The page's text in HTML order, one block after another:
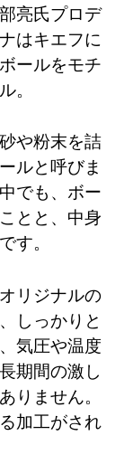
亮氏プロデ
はキエフに
ールをモチ
。
や粉末を詰
ルと呼びま
でも、ボー
とと、中身
す。
リジナルの
しっかりと
気圧や温度
期間の激し
りません。
加工がされ